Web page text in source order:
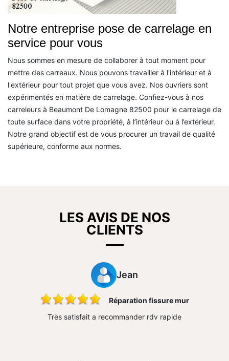
Notre entreprise pose de carrelage en
service pour vous
Nous sommes en mesure de collaborer à tout moment pour
mettre des carreaux. Nous pouvons travailler à l'intérieur et à
l'extérieur pour tout projet que vous avez. Nos ouvriers sont
expérimentés en matière de carrelage. Confiez-vous à nos
carreleurs à Beaumont De Lomagne 82500 pour le carrelage de
toute surface dans votre propriété, à l’intérieur ou à l’extérieur.
Notre grand objectif est de vous procurer un travail de qualité
supérieure, conforme aux normes.
LES AVIS DE NOS
CLIENTS
Jean
Réparation fissure mur
Très satisfait a recommander rdv rapide